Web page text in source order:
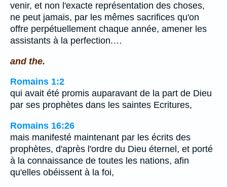
venir, et non l'exacte représentation des choses,
ne peut jamais, par les mêmes sacrifices qu'on
offre perpétuellement chaque année, amener les
assistants à la perfection.…
and the.
Romains 1:2
qui avait été promis auparavant de la part de Dieu
par ses prophètes dans les saintes Ecritures,
Romains 16:26
mais manifesté maintenant par les écrits des
prophètes, d'après l'ordre du Dieu éternel, et porté
à la connaissance de toutes les nations, afin
qu'elles obéissent à la foi,